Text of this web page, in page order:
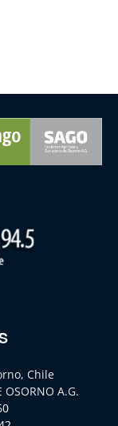
Chile
OSORNO A.G.